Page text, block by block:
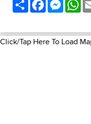
Click/Tap Here To Load